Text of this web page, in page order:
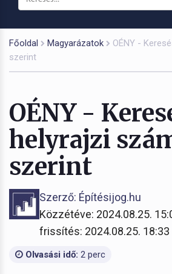
Főoldal Magyarázatok
OÉNY -
szerint
OÉNY -
helyrajzi
szerint
Szerző: Építésijog.hu
Közzétéve: 2024.08.25.
frissítés: 2024.08.25. 18:33
Olvasási idő: 2 perc